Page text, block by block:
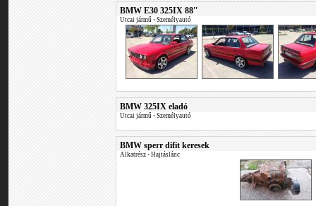
BMW E30 325IX 88''
Utcai jármű • Személyautó
BMW 325IX eladó
Utcai jármű • Személyautó
BMW sperr difit keresek
Alkatrész • Hajtáslánc